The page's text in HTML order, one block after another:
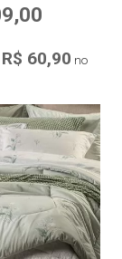
R$ 60,90 no
rápida